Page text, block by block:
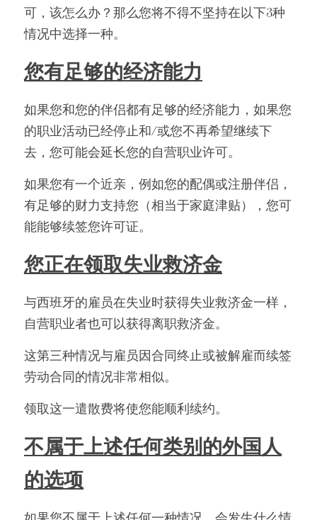
可，该怎么办？那么您将不得不坚持在以下3种
情况中选择一种。
您有足够的经济能力
如果您和您的伴侣都有足够的经济能力，如果您
的职业活动已经停止和/或您不再希望继续下
去， 您可能会延长您的自营职业许可。
如果您有一个近亲，例如您的配偶或注册伴侣，
有足够的财力支持您（相当于家庭津贴），您可
能能够续签您许可证。
您正在领取失业救济金
与西班牙的雇员在失业时获得失业救济金一样，
自营职业者也可以获得离职救济金。
这第三种情况与雇员因合同终止或被解雇而续签
劳动合同的情况非常相似。
领取这一遣散费将使您能顺利续约。
不属于上述任何类别的外国人
的选项